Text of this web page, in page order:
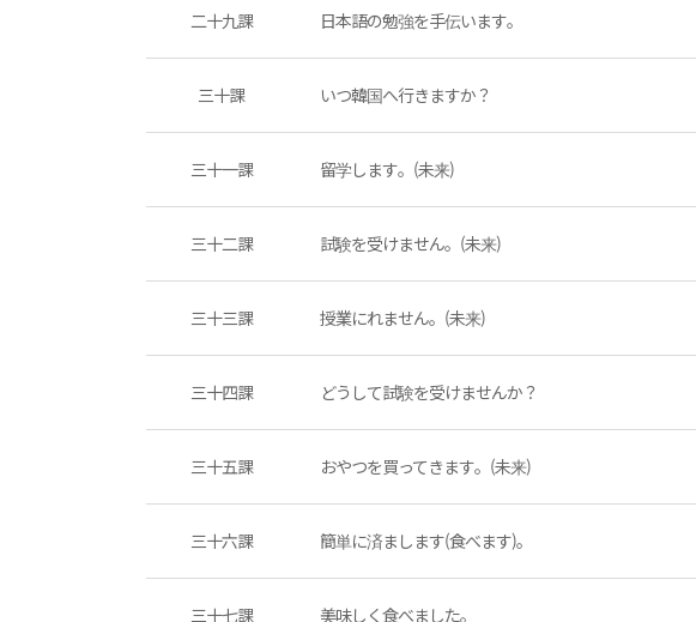
二十九課 日本語の勉強を手伝います。
三十課 いつ韓国へ行きますか？
三十一課 留学します。(未来)
三十二課 試験を受けません。(未来)
三十三課 授業にれません。(未来)
三十四課 どうして試験を受けませんか？
三十五課 おやつを買ってきます。(未来)
三十六課 簡単に済まします(食べます)。
三十七課 美味しく食べました。